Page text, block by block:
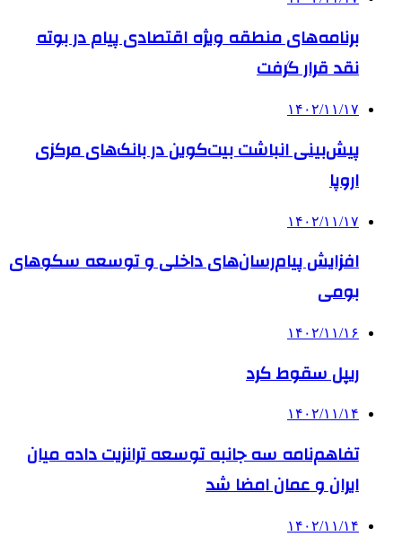
برنامه‌های منطقه ویژه اقتصادی پیام در بوته
نقد قرار گرفت
۱۴۰۲/۱۱/۱۷
پیش‌بینی انباشت بیت‌کوین در بانک‌های مرکزی
اروپا
۱۴۰۲/۱۱/۱۷
افزایش پیام‌رسان‌های داخلی و توسعه سکوهای
بومی
۱۴۰۲/۱۱/۱۶
ریپل سقوط کرد
۱۴۰۲/۱۱/۱۴
تفاهم‌نامه سه جانبه توسعه ترانزیت داده میان
ایران و عمان امضا شد
۱۴۰۲/۱۱/۱۴